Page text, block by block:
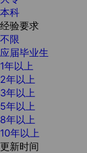
本科
经验要求
不限
应届毕业生
1年以上
2年以上
3年以上
5年以上
8年以上
10年以上
更新时间